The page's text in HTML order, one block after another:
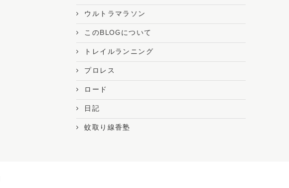
ウルトラマラソン
このBLOGについて
トレイルランニング
プロレス
ロード
日記
蚊取り線香塾